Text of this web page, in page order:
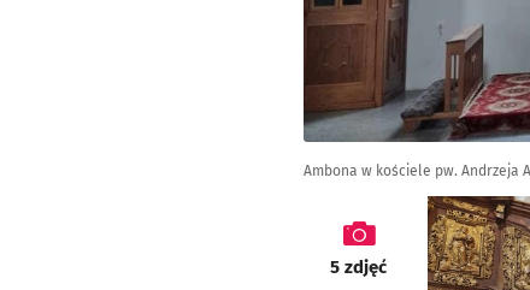
Ambona w kościele pw. Andrzeja
galeria
5 zdjęć